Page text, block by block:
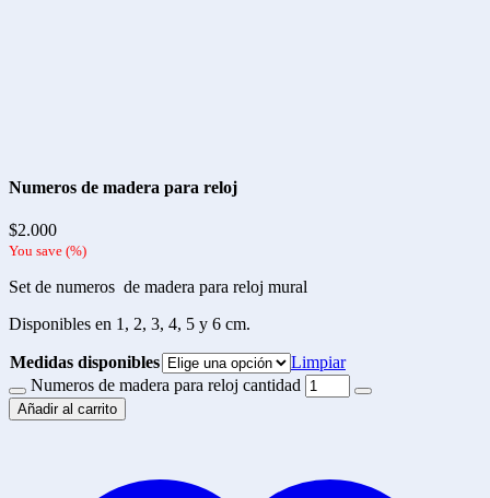
Numeros de madera para reloj
$2.000
You save (%)
Set de numeros de madera para reloj mural
Disponibles en 1, 2, 3, 4, 5 y 6 cm.
Medidas disponibles
Limpiar
Numeros de madera para reloj cantidad
Añadir al carrito